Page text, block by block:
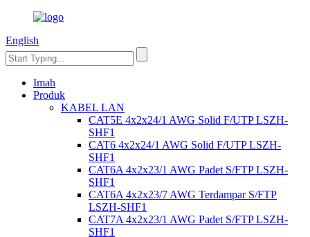
English
Imah
Produk
KABEL LAN
CAT5E 4x2x24/1 AWG Solid F/UTP LSZH-
SHF1
CAT6 4x2x24/1 AWG Solid F/UTP LSZH-
SHF1
CAT6A 4x2x23/1 AWG Padet S/FTP LSZH-
SHF1
CAT6A 4x2x23/7 AWG Terdampar S/FTP
LSZH-SHF1
CAT7A 4x2x23/1 AWG Padet S/FTP LSZH-
SHF1